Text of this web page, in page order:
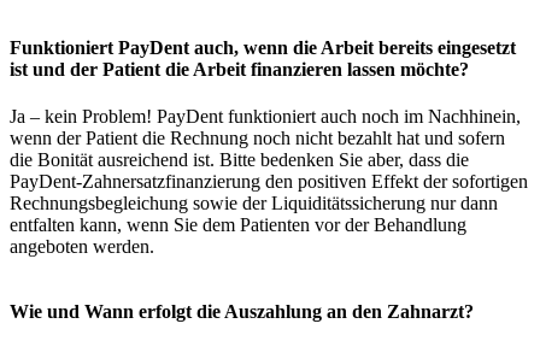
Funktioniert PayDent auch, wenn die Arbeit bereits eingesetzt
ist und der Patient die Arbeit finanzieren lassen möchte?
Ja – kein Problem! PayDent funktioniert auch noch im Nachhinein,
wenn der Patient die Rechnung noch nicht bezahlt hat und sofern
die Bonität ausreichend ist. Bitte bedenken Sie aber, dass die
PayDent-Zahnersatzfinanzierung den positiven Effekt der sofortigen
Rechnungsbegleichung sowie der Liquiditätssicherung nur dann
entfalten kann, wenn Sie dem Patienten vor der Behandlung
angeboten werden.
Wie und Wann erfolgt die Auszahlung an den Zahnarzt?